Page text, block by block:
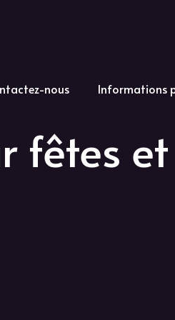
nous Informations
fêtes